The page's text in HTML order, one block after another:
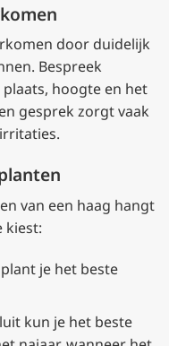
door duidelijk
Bespreek
hoogte en het
gesprek zorgt vaak
van een haag hangt
kiest:
je het beste
kun je het beste